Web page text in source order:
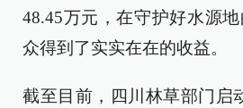
48.45万元，在守护好水源
众得到了实实在在的收益。
截至目前，四川林草部门启